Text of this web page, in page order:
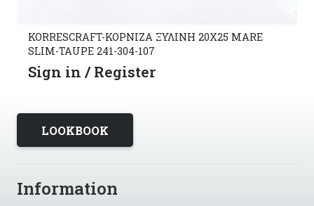
KORRESCRAFT-ΚΟΡΝΙΖΑ ΞΥΛΙΝΗ 20X25 MARE
SLIM-TAUPE 241-304-107
Sign in / Register
LOOKBOOK
Information